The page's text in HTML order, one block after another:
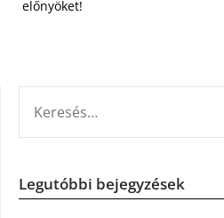
előnyöket!
Legutóbbi bejegyzések